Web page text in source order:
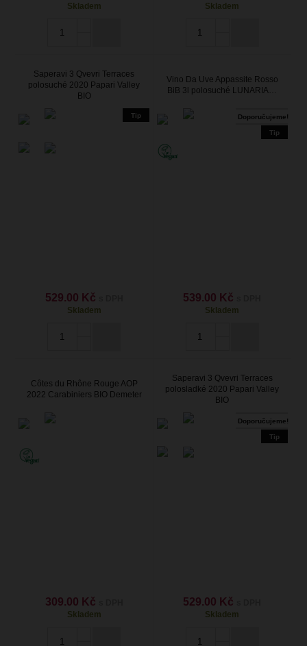
Skladem
Skladem
Saperavi 3 Qvevri Terraces
polosuché 2020 Papari Valley
BIO
Tip
529.00 Kč
Skladem
Vino Da Uve Appassite Rosso
BiB 3l polosuché LUNARIA…
Doporučujeme!
Tip
539.00 Kč
Skladem
Côtes du Rhône Rouge AOP
2022 Carabiniers BIO Demeter
309.00 Kč
Skladem
Saperavi 3 Qvevri Terraces
polosladké 2020 Papari Valley
BIO
Doporučujeme!
Tip
529.00 Kč
Skladem